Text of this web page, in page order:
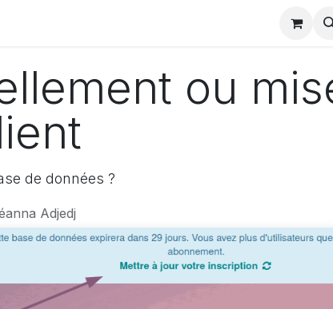
ou
de données ?
Adjedj